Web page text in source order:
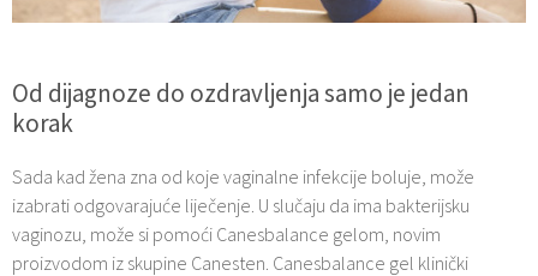
Od dijagnoze do ozdravljenja samo je jedan
korak
Sada kad žena zna od koje vaginalne infekcije boluje, može
izabrati odgovarajuće liječenje. U slučaju da ima bakterijsku
vaginozu, može si pomoći Canesbalance gelom, novim
proizvodom iz skupine Canesten. Canesbalance gel klinički